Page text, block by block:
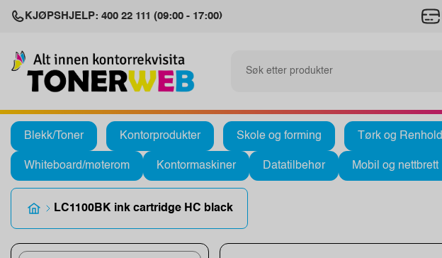
KJØPSHJELP: 400 22 111 (09:00 - 17:00)
Blekk/Toner Kontorprodukter Skole og forming Tørk og Renhold
Whiteboard/møterom Kontormaskiner Datatilbehør Mobil og nettbrett
LC1100BK ink cartridge HC black